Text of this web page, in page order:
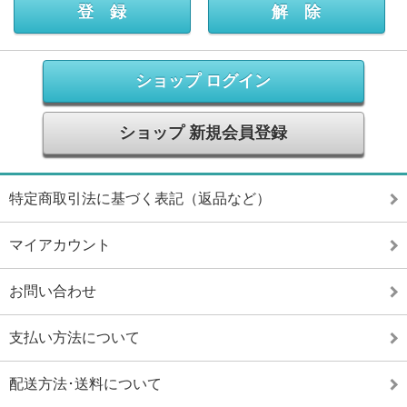
ショップ ログイン
ショップ 新規会員登録
特定商取引法に基づく表記（返品など）
マイアカウント
お問い合わせ
支払い方法について
配送方法･送料について